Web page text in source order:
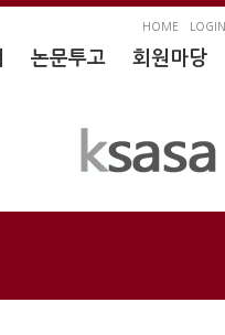
HOME LOGIN
논문투고 회원마당